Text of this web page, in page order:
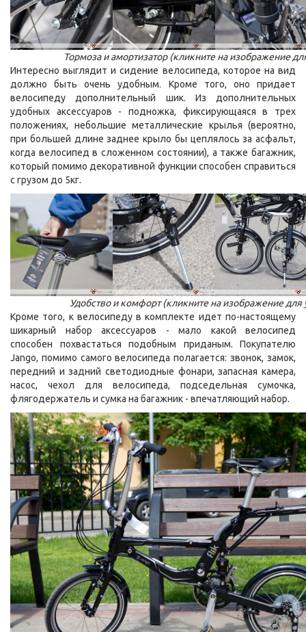
Тормоза и амортизатор (кликните на изображение
Интересно выглядит и сидение велосипеда, которое на вид
должно быть очень удобным. Кроме того, оно придает
велосипеду дополнительный шик. Из дополнительных
удобных аксессуаров - подножка, фиксирующаяся в трех
положениях, небольшие металлические крылья (вероятно,
при большей длине заднее крыло бы цеплялось за асфальт,
когда велосипед в сложенном состоянии), а также багажник,
который помимо декоративной функции способен справиться
с грузом до 5кг.
Удобство и комфорт (кликните на изображение для
Кроме того, к велосипеду в комплекте идет по-настоящему
шикарный набор аксессуаров - мало какой велосипед
способен похвастаться подобным приданым. Покупателю
Jango, помимо самого велосипеда полагается: звонок, замок,
передний и задний светодиодные фонари, запасная камера,
насос, чехол для велосипеда, подседельная сумочка,
флягодержатель и сумка на багажник - впечатляющий набор.